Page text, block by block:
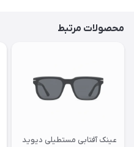
محصولات مرتبط
عینک آفتابی مستطیلی دیوید